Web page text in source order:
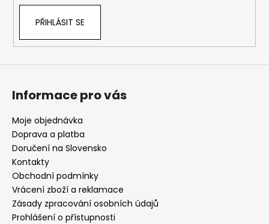
PŘIHLÁSIT SE
Informace pro vás
Moje objednávka
Doprava a platba
Doručení na Slovensko
Kontakty
Obchodní podmínky
Vrácení zboží a reklamace
Zásady zpracování osobních údajů
Prohlášení o přístupnosti